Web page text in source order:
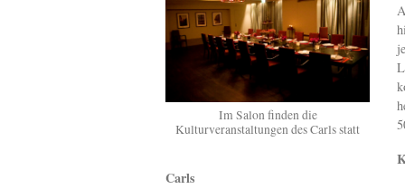
Im Salon finden die
Kulturveranstaltungen des Carls statt
Carls